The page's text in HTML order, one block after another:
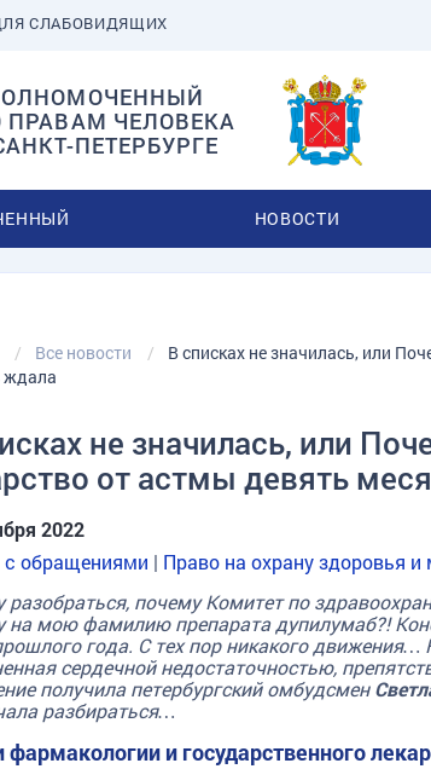
СЛАБОВИДЯЩИХ
ПРАВАМ ЧЕЛОВЕКА
ПЕТЕРБУРГЕ
НОВОСТИ
Все новости
В списках не значилась, или
ждала
не значилась, или
от астмы девять
2022
с обращениями | Право на охрану здоровья
разобраться, почему Комитет по
на мою фамилию препарата дупилумаб?!
года. С тех пор никакого
сердечной недостаточностью,
получила петербургский омбудсмен
разбираться…
фармакологии и государственного